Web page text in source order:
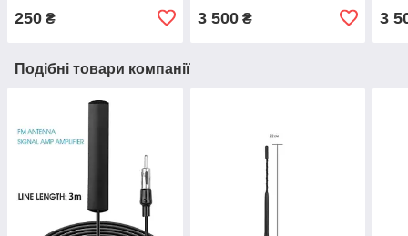
250 ₴ 3 500₴ 3
Подібні товари компанії